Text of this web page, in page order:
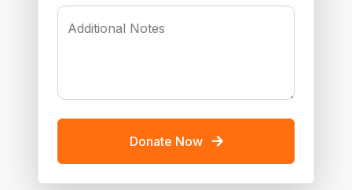
Additional Notes
Donate Now